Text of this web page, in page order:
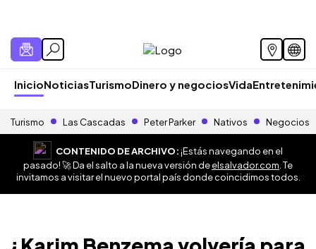
InicioNoticiasTurismoDinero y negociosVida
Turismo Las Cascadas Peter Parker Nativos Negocios
CONTENIDO DE ARCHIVO:¡Estás navegando en el
pasado! 🚀 Da el salto a la nueva versión deelsalvador.com . Te
invitamos a visitar el nuevo portal país donde coincidimos todos.